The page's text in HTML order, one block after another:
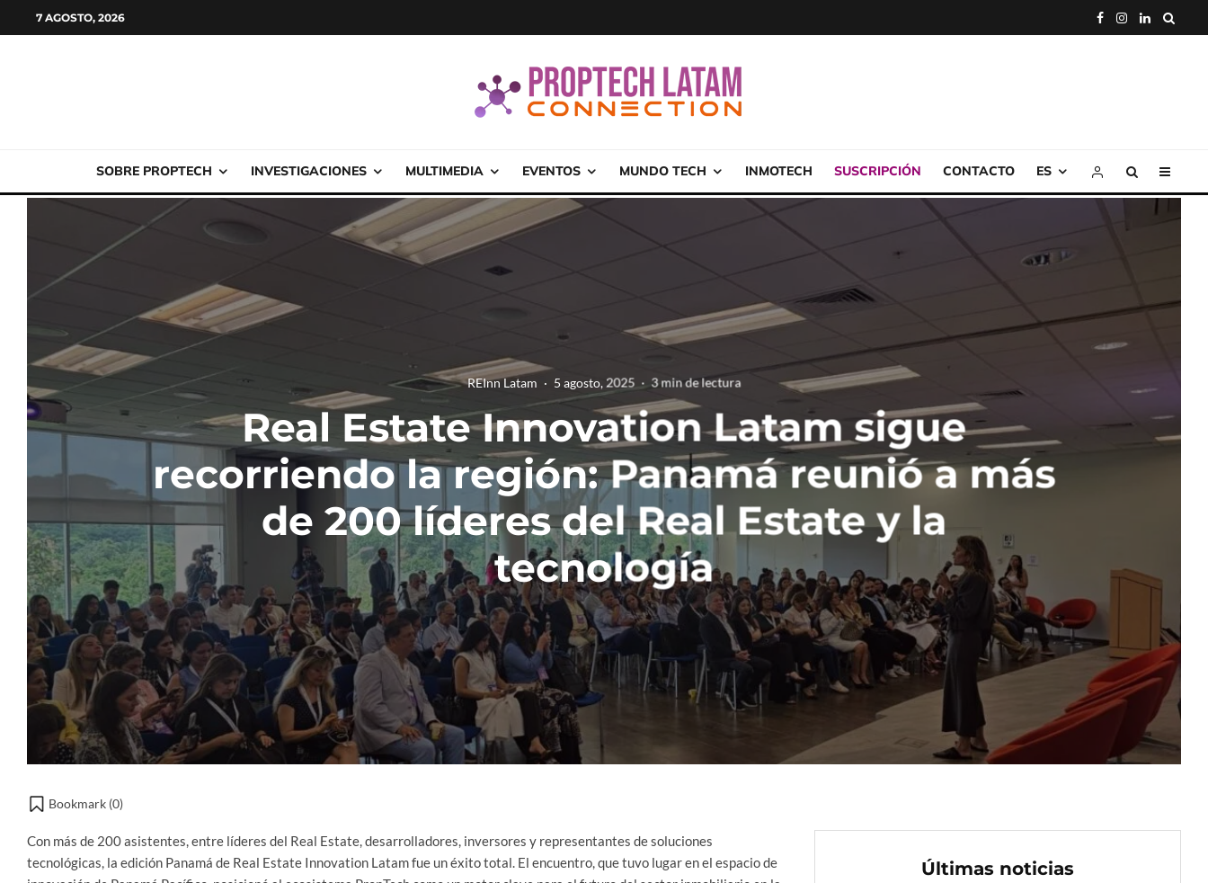
7 AGOSTO, 2026
SOBRE PROPTECH INVESTIGACIONES MULTIMEDIA EVENTOS MUNDO TECH INMOTECH SUSCRIPCIÓN CONTACTO ES
REInn Latam · 5 agosto, 2025 · 3 min de lectura
Real Estate Innovation Latam sigue
recorriendo la región: Panamá reunió a más
de 200 líderes del Real Estate y la
tecnología
Bookmark (0)
Con más de 200 asistentes, entre líderes del Real Estate, desarrolladores, inversores y representantes de soluciones
tecnológicas, la edición Panamá de Real Estate Innovation Latam fue un éxito total. El encuentro, que tuvo lugar en el espacio de
Últimas noticias